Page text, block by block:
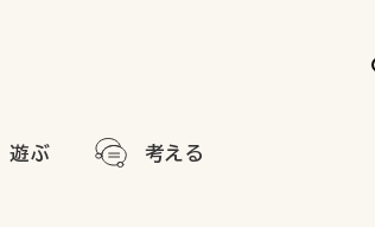
遊ぶ 考える